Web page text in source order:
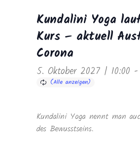
Kundalini Yoga
Kurs – aktuell
Corona
5. Oktober 2027 | 10:00 -
Kundalini Yoga nennt man
des Bewusstseins.